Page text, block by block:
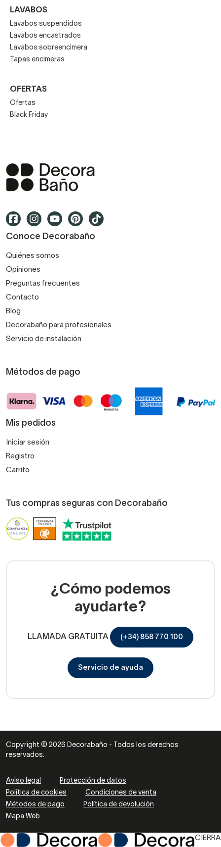
LAVABOS
Lavabos suspendidos
Lavabos encastrados
Lavabos sobreencimera
Tapas encimeras
OFERTAS
Ofertas
Black Friday
Conoce Decorabaño
Quiénes somos
Opiniones
Preguntas frecuentes
Contacto
Blog
Decorabaño para profesionales
Servicio de instalación
Métodos de pago
Mis pedidos
Iniciar sesión
Registro
Carrito
Tus compras seguras con Decorabaño
¿Cómo podemos
ayudarte?
LLAMADA GRATUITA (+34) 858 770 100
Servicio de ayuda
Copyright © 2026 Decorabaño - Todos los derechos
reservados.
Aviso legal
Protección de datos
Política de cookies
Condiciones de venta
Métodos de pago
Política de devolución
Mapa Web
CIERRA